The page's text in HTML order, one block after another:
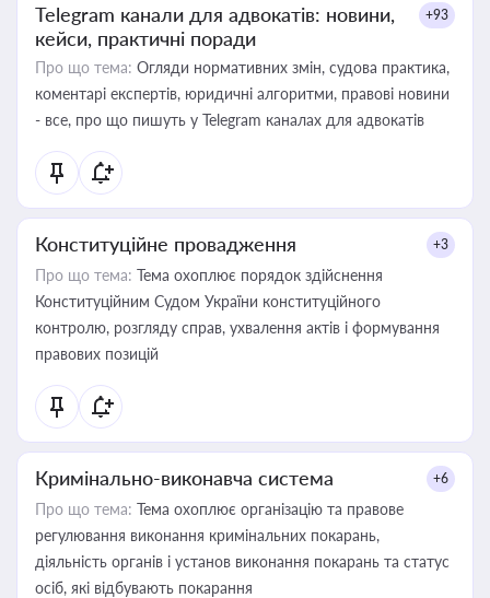
Telegram канали для адвокатів: новини,
кейси, практичні поради
+93
Про що тема: Огляди нормативних змін, судова практика,
коментарі експертів, юридичні алгоритми, правові новини
- все, про що пишуть у Telegram каналах для адвокатів
Конституційне провадження +3
Про що тема: Тема охоплює порядок здійснення
Конституційним Судом України конституційного
контролю, розгляду справ, ухвалення актів і формування
правових позицій
Кримінально-виконавча система +6
Про що тема: Тема охоплює організацію та правове
регулювання виконання кримінальних покарань,
діяльність органів і установ виконання покарань та статус
осіб, які відбувають покарання